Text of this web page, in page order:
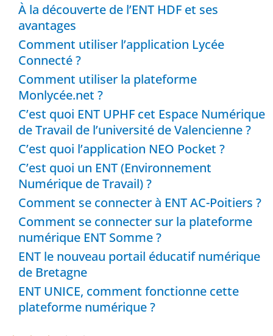
À la découverte de l’ENT HDF et ses
avantages
Comment utiliser l’application Lycée
Connecté ?
Comment utiliser la plateforme
Monlycée.net ?
C’est quoi ENT UPHF cet Espace Numérique
de Travail de l’université de Valencienne ?
C’est quoi l’application NEO Pocket ?
C’est quoi un ENT (Environnement
Numérique de Travail) ?
Comment se connecter à ENT AC-Poitiers ?
Comment se connecter sur la plateforme
numérique ENT Somme ?
ENT le nouveau portail éducatif numérique
de Bretagne
ENT UNICE, comment fonctionne cette
plateforme numérique ?